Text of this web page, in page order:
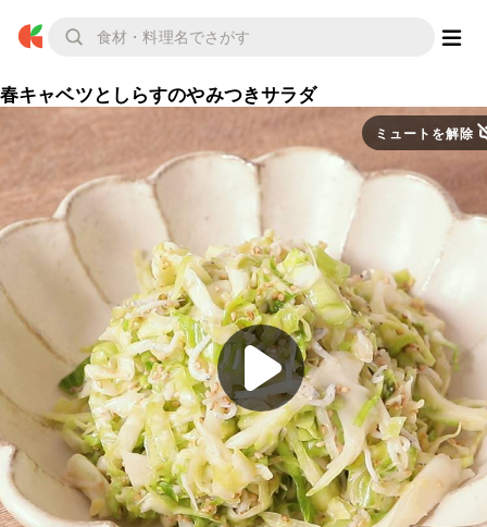
春キャベツとしらすのやみつきサラダ
ミュートを解除